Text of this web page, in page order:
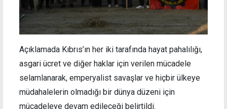
Açıklamada Kıbrıs’ın her iki tarafında hayat pahalılığı,
asgari ücret ve diğer haklar için verilen mücadele
selamlanarak, emperyalist savaşlar ve hiçbir ülkeye
müdahalelerin olmadığı bir dünya düzeni için
mücadeleye devam edileceği belirtildi.